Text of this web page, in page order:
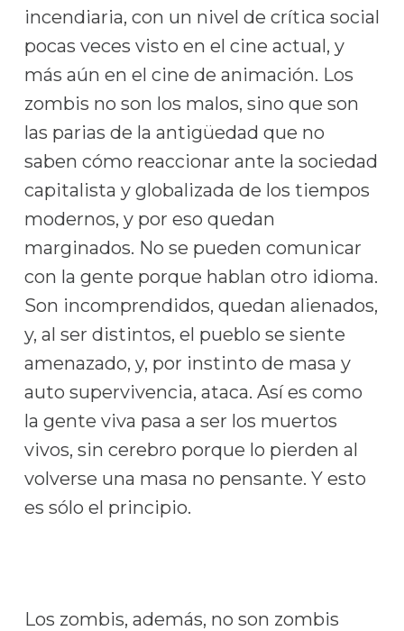
incendiaria, con un nivel de crítica social
pocas veces visto en el cine actual, y
más aún en el cine de animación. Los
zombis no son los malos, sino que son
las parias de la antigüedad que no
saben cómo reaccionar ante la sociedad
capitalista y globalizada de los tiempos
modernos, y por eso quedan
marginados. No se pueden comunicar
con la gente porque hablan otro idioma.
Son incomprendidos, quedan alienados,
y, al ser distintos, el pueblo se siente
amenazado, y, por instinto de masa y
auto supervivencia, ataca. Así es como
la gente viva pasa a ser los muertos
vivos, sin cerebro porque lo pierden al
volverse una masa no pensante. Y esto
es sólo el principio.
Los zombis, además, no son zombis